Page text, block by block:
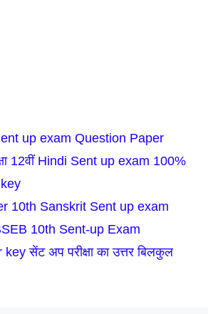
up exam Question Paper
12वीं Hindi Sent up exam 100%
10th Sanskrit Sent up exam
10th Sent-up Exam
सेंट अप परीक्षा का उत्तर बिलकुल